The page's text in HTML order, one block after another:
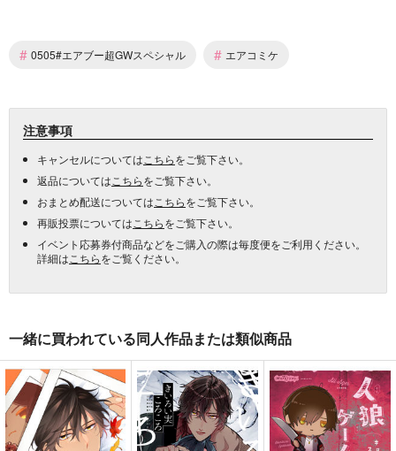
# 0505#エアブー超GWスペシャル # エアコミケ
注意事項
キャンセルについては こちらをご覧下さい。
返品については こちらをご覧下さい。
おまとめ配送については こちらをご覧下さい。
再販投票については こちらをご覧下さい。
イベント応募券付商品などをご購入の際は毎度便をご利用ください。
詳細は こちらをご覧ください。
一緒に買われている同人作品または類似商品